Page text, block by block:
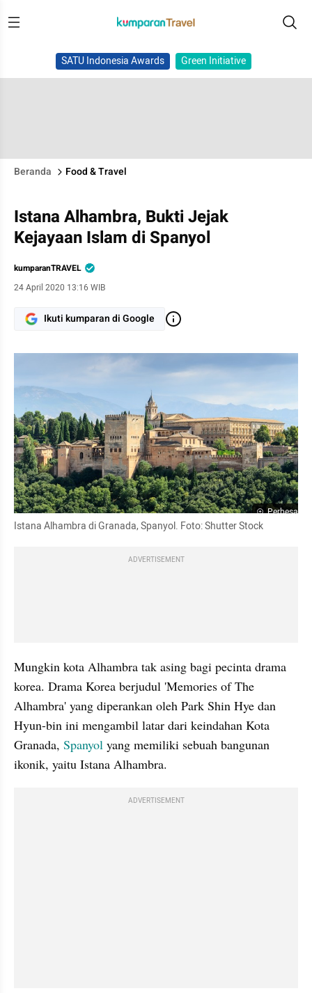
SATU Indonesia Awards Green Initiative
Beranda Food & Travel
Istana Alhambra, Bukti Jejak
Kejayaan Islam di Spanyol
kumparanTRAVEL
24 April 2020 13:16 WIB
Ikuti kumparan di Google
Perbesar
Istana Alhambra di Granada, Spanyol. Foto: Shutter Stock
ADVERTISEMENT
Mungkin kota Alhambra tak asing bagi pecinta drama
korea. Drama Korea berjudul 'Memories of The
Alhambra' yang diperankan oleh Park Shin Hye dan
Hyun-bin ini mengambil latar dari keindahan Kota
Granada, Spanyol yang memiliki sebuah bangunan
ikonik, yaitu Istana Alhambra.
ADVERTISEMENT